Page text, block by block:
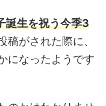
誕生を祝う今季3
稿がされた際に、
になったようです